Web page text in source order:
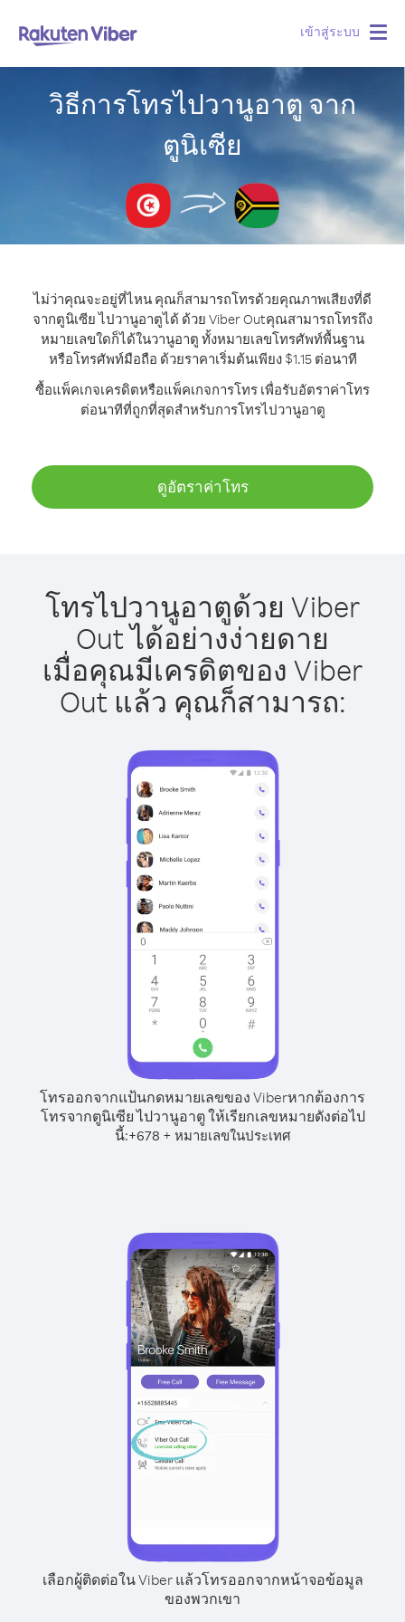
เข้าสู่ระบบ
วิธีการโทรไปวานูอาตู จาก
ตูนิเซีย
ไม่ว่าคุณจะอยู่ที่ไหน คุณก็สามารถโทรด้วยคุณภาพเสียงที่ดี
จากตูนิเซีย ไปวานูอาตูได้ ด้วย Viber Outคุณสามารถโทรถึง
หมายเลขใดก็ได้ในวานูอาตู ทั้งหมายเลขโทรศัพท์พื้นฐาน
หรือโทรศัพท์มือถือ ด้วยราคาเริ่มต้นเพียง $1.15 ต่อนาที
ซื้อแพ็คเกจเครดิตหรือแพ็คเกจการโทร เพื่อรับอัตราค่าโทร
ต่อนาทีที่ถูกที่สุดสำหรับการโทรไปวานูอาตู
ดูอัตราค่าโทร
โทรไปวานูอาตูด้วย Viber
Out ได้อย่างง่ายดาย
เมื่อคุณมีเครดิตของ Viber
Out แล้ว คุณก็สามารถ:
โทรออกจากแป้นกดหมายเลขของ Viberหากต้องการ
โทรจากตูนิเซีย ไปวานูอาตู ให้เรียกเลขหมายดังต่อไป
นี้:+678 + หมายเลขในประเทศ
เลือกผู้ติดต่อใน Viber แล้วโทรออกจากหน้าจอข้อมูล
ของพวกเขา